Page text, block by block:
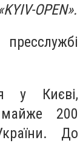
OPEN».
у Києві,
майже 200
До